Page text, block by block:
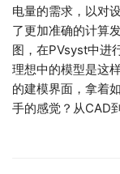
电量的需求，以对
了更加准确的计算
图，在PVsyst中进
理想中的模型是
的建模界面，拿着
手的感觉？从CAD